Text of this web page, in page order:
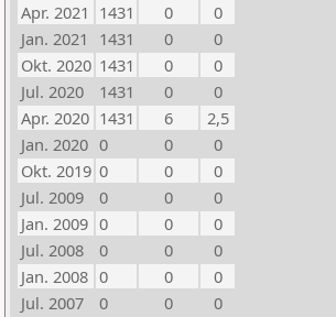
Apr. 2021 1431 0
0
Jan. 2021
1431 0
0
Okt. 2020 1431 0
0
Jul. 2020
1431 0
0
Apr. 2020 1431 6
2,5
Jan. 2020 0 0
0
Okt. 2019 0 0
0
Jul. 2009
0 0
0
Jan. 2009 0 0
0
Jul. 2008
0 0
0
Jan. 2008 0 0
0
Jul. 2007
0 0
0